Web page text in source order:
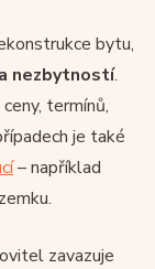
bytu,
nezbytností.
termínů,
je také
– například
zavazuje